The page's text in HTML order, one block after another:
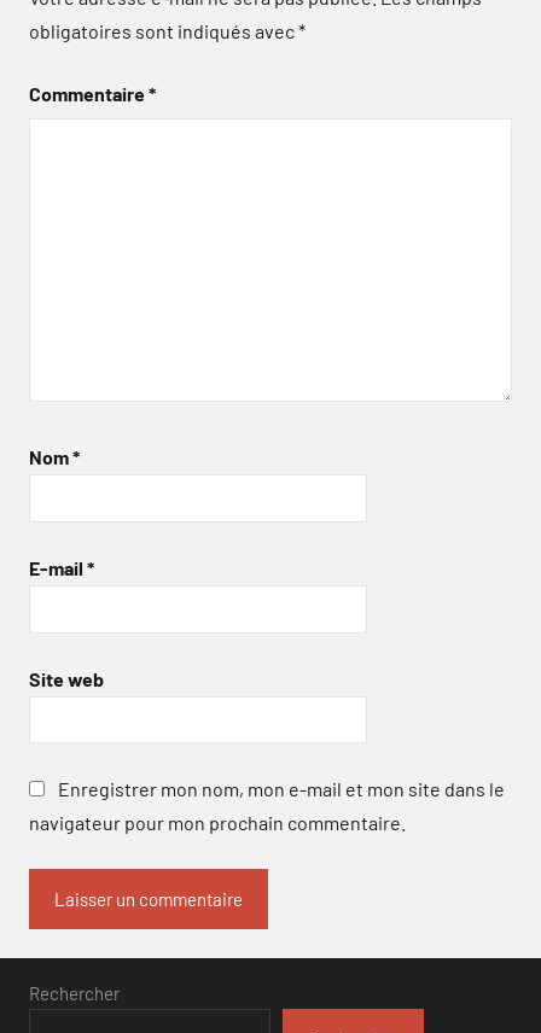
obligatoires sont indiqués avec*
Commentaire*
Nom*
E-mail *
Site web
Enregistrer mon nom, mon e-mail et mon site dans le
navigateur pour mon prochain commentaire.
Rechercher